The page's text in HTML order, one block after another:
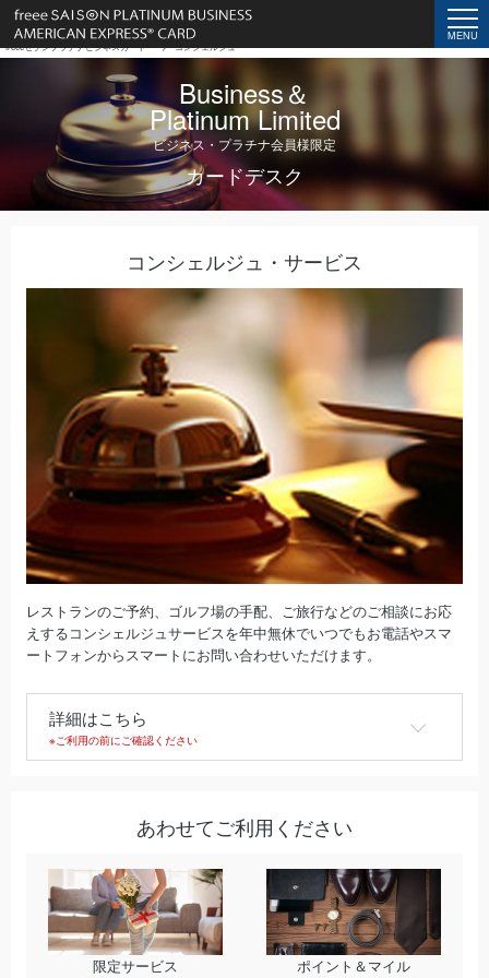
コンシェルジュ｜freeeセゾンプラチナビジネスカード
freeeセゾンプラチナビジネスカード コンシェルジュ
Business＆
Platinum Limited
ビジネス・プラチナ会員様限定
カードデスク
コンシェルジュ・サービス
レストランのご予約、ゴルフ場の手配、ご旅行などのご相談にお応
えするコンシェルジュサービスを年中無休でいつでもお電話やスマ
ートフォンからスマートにお問い合わせいただけます。
詳細はこちら
※ご利用の前にご確認ください
あわせてご利用ください
限定サービス ポイント＆マイル
MENU